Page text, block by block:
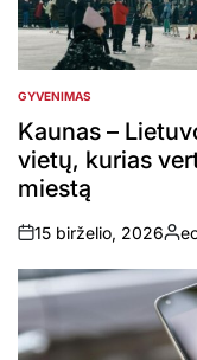
POSTED
IN
GYVENIMAS
Kaunas –
vietų, kurias
miestą
on
15 birželio, 2026
by